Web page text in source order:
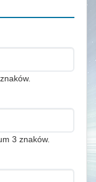
3 znaków.